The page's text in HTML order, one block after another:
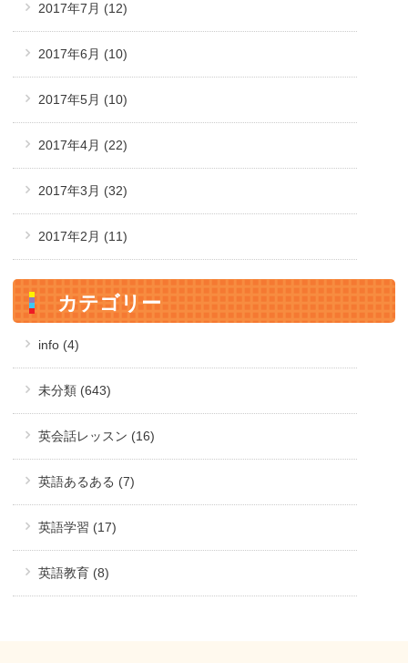
2017年7月 (12)
2017年6月 (10)
2017年5月 (10)
2017年4月 (22)
2017年3月 (32)
2017年2月 (11)
カテゴリー
info (4)
未分類 (643)
英会話レッスン (16)
英語あるある (7)
英語学習 (17)
英語教育 (8)